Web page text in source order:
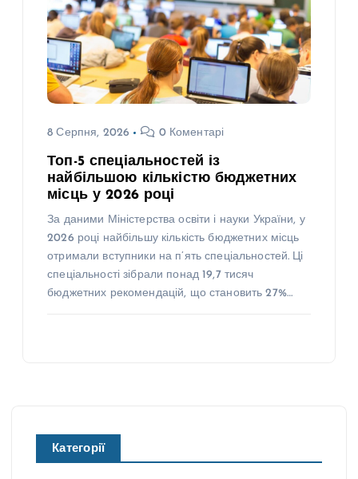
8 Серпня, 2026 0 Коментарі
Топ-5 спеціальностей із
найбільшою кількістю бюджетних
місць у 2026 році
За даними Міністерства освіти і науки України, у
2026 році найбільшу кількість бюджетних місць
отримали вступники на п’ять спеціальностей. Ці
спеціальності зібрали понад 19,7 тисяч
бюджетних рекомендацій, що становить 27%…
Категорії